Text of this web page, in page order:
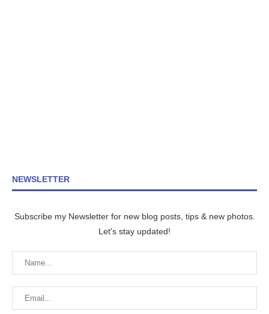
NEWSLETTER
Subscribe my Newsletter for new blog posts, tips & new photos.
Let's stay updated!